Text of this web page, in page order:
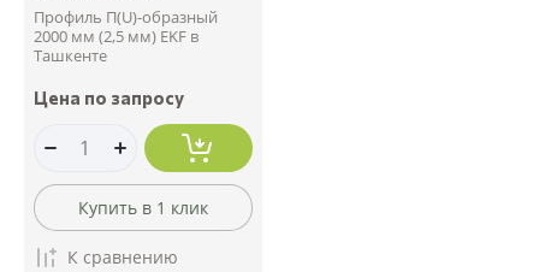
Профиль П(U)-образный
2000 мм (2,5 мм) EKF в
Ташкенте
Цена по запросу
Купить в 1 клик
К сравнению